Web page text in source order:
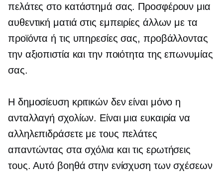
πελάτες στο κατάστημά σας. Προσφέρουν μια
αυθεντική ματιά στις εμπειρίες άλλων με τα
προϊόντα ή τις υπηρεσίες σας, προβάλλοντας
την αξιοπιστία και την ποιότητα της επωνυμίας
σας.
Η δημοσίευση κριτικών δεν είναι μόνο η
ανταλλαγή σχολίων. Είναι μια ευκαιρία να
αλληλεπιδράσετε με τους πελάτες
απαντώντας στα σχόλια και τις ερωτήσεις
τους. Αυτό βοηθά στην ενίσχυση των σχέσεων